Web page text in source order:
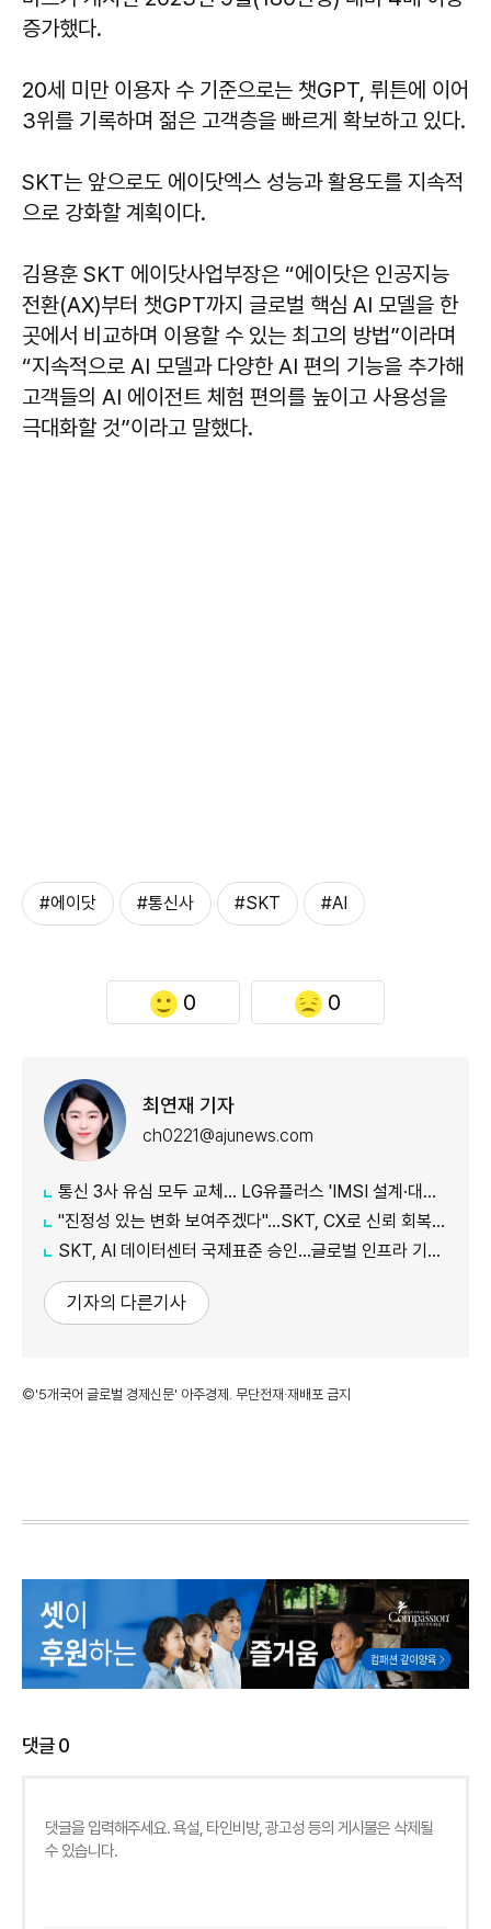
증가했다.
20세 미만 이용자 수 기준으로는 챗GPT, 뤼튼에 이어
3위를 기록하며 젊은 고객층을 빠르게 확보하고 있다.
SKT는 앞으로도 에이닷엑스 성능과 활용도를 지속적
으로 강화할 계획이다.
김용훈 SKT 에이닷사업부장은 “에이닷은 인공지능
전환(AX)부터 챗GPT까지 글로벌 핵심 AI 모델을 한
곳에서 비교하며 이용할 수 있는 최고의 방법”이라며
“지속적으로 AI 모델과 다양한 AI 편의 기능을 추가해
고객들의 AI 에이전트 체험 편의를 높이고 사용성을
극대화할 것”이라고 말했다.
#에이닷 #통신사 #SKT #AI
0 0
최연재 기자
ch0221@ajunews.com
통신 3사 유심 모두 교체… LG유플러스 'IMSI 설계·대응 시점' 놓고 갑론을박
"진정성 있는 변화 보여주겠다"…SKT, CX로 신뢰 회복 나선다
SKT, AI 데이터센터 국제표준 승인…글로벌 인프라 기준 제시
기자의 다른기사
©'5개국어 글로벌 경제신문' 아주경제. 무단전재·재배포 금지
댓글0